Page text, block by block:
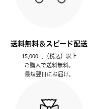
送料無料＆スピード配送
15,000円（税込）以上
ご購入で送料無料。
最短翌日にお届け。